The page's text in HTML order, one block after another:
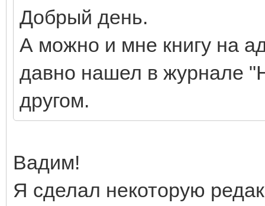
Добрый день.
А можно и мне книгу на
давно нашел в журнале
другом.
Вадим!
Я сделал некоторую